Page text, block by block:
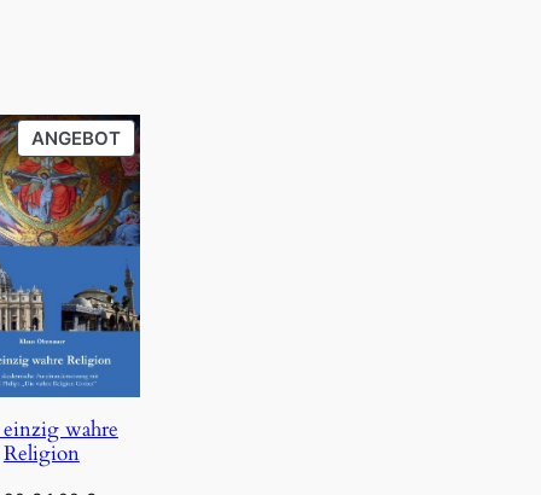
ANGEBOTPRODUKT
IM
ANGEBOT
wahre
Religion